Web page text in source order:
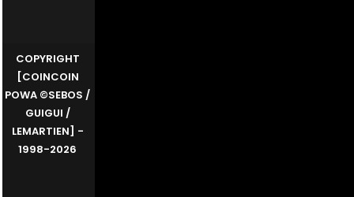
COPYRIGHT
[COINCOIN
POWA ©SEBOS /
GUIGUI /
LEMARTIEN] -
1998-2026